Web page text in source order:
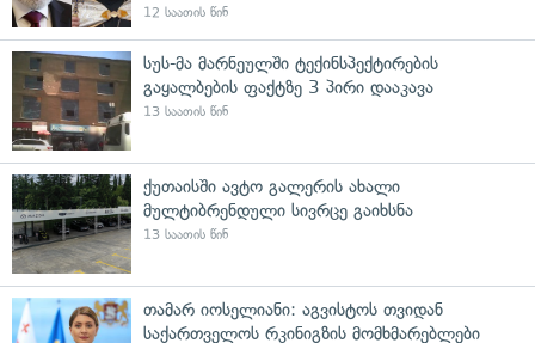
12 საათის წინ
სუს-მა მარნეულში ტექინსპექტირების
გაყალბების ფაქტზე 3 პირი დააკავა
13 საათის წინ
ქუთაისში ავტო გალერის ახალი
მულტიბრენდული სივრცე გაიხსნა
13 საათის წინ
თამარ იოსელიანი: აგვისტოს თვიდან
საქართველოს რკინიგზის მომხმარებლები